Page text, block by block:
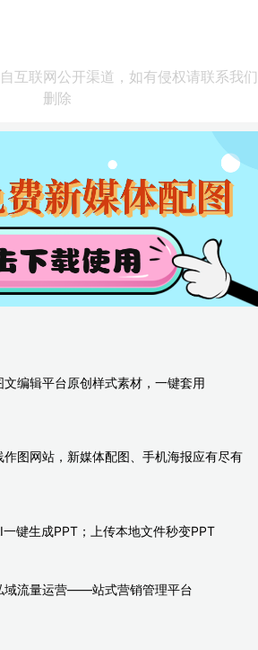
互联网公开渠道，如有侵权请联系我们
删除
文编辑平台原创样式素材，一键套用
作图网站，新媒体配图、手机海报应有尽有
键生成PPT；上传本地文件秒变PPT
域流量运营——站式营销管理平台